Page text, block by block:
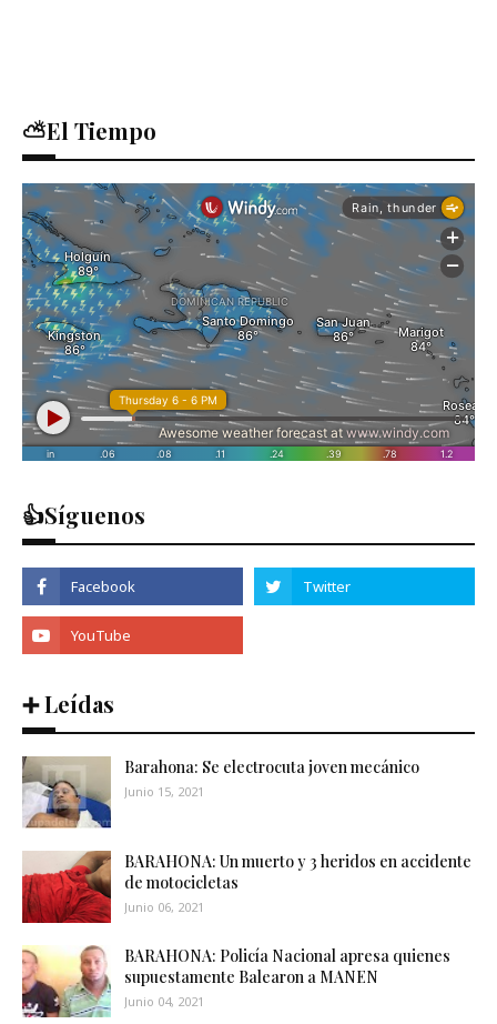
⛅El Tiempo
👍Síguenos
➕ Leídas
Barahona: Se electrocuta joven mecánico
Junio 15, 2021
BARAHONA: Un muerto y 3 heridos en accidente
de motocicletas
Junio 06, 2021
BARAHONA: Policía Nacional apresa quienes
supuestamente Balearon a MANEN
Junio 04, 2021